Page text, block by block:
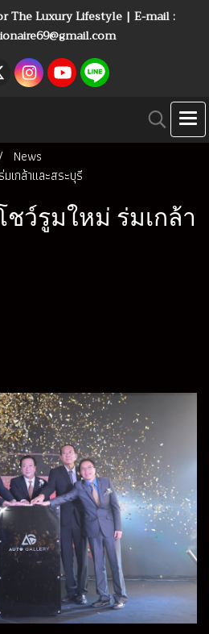
The Luxury Lifestyle | E-mail :
News
เกล้าและสระบุรี
ชว์รูมใหม่ ร่มเกล้า